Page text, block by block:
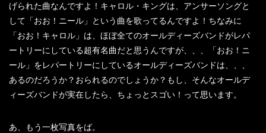
げられた曲なんですよ！キャロル・キングは、アンサーソングと
して「おお！ニール」という曲を歌ってるんですよ！ちなみに
「おお！キャロル」は、ほぼ全てのオールディーズバンドがレパ
ートリーにしている超有名曲だと思うんですが、、、「おお！ニ
ール」をレパートリーにしているオールディーズバンドは、、、
あるのだろうか？おられるのでしょうか？もし、そんなオールデ
ィーズバンドが実在したら、ちょっとスゴい！って思います。
あ、もう一枚写真をば。